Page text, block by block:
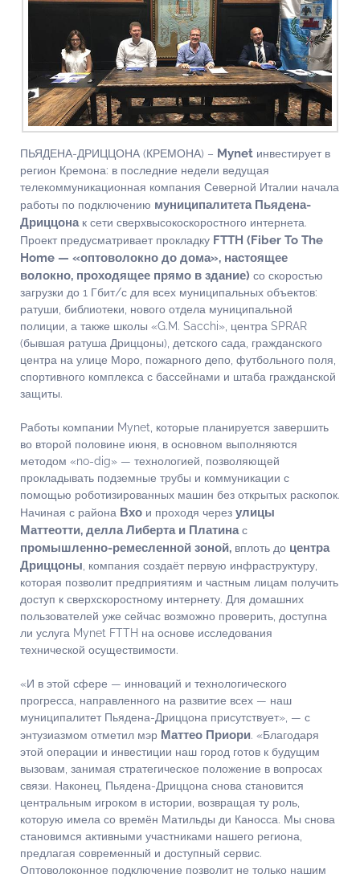
ПЬЯДЕНА-ДРИЦЦОНА (КРЕМОНА) – Mynet инвестирует в
регион Кремона: в последние недели ведущая
телекоммуникационная компания Северной Италии начала
работы по подключению муниципалитета Пьядена-
Дриццонак сети сверхвысокоскоростного интернета.
Проект предусматривает прокладку FTTH (Fiber To The
Home — «оптоволокно до дома», настоящее
волокно, проходящее прямо в здание) со скоростью
загрузки до 1 Гбит/с для всех муниципальных объектов:
ратуши, библиотеки, нового отдела муниципальной
полиции, а также школы «G.M. Sacchi», центра SPRAR
(бывшая ратуша Дриццоны), детского сада, гражданского
центра на улице Моро, пожарного депо, футбольного поля,
спортивного комплекса с бассейнами и штаба гражданской
защиты.
Работы компании Mynet, которые планируется завершить
во второй половине июня, в основном выполняются
методом «no-dig» — технологией, позволяющей
прокладывать подземные трубы и коммуникации с
помощью роботизированных машин без открытых раскопок.
Начиная с района Вхо и проходя через улицы
Маттеотти, делла Либерта и Платинас
промышленно-ремесленной зоной, вплоть до центра
Дриццоны, компания создаёт первую инфраструктуру,
которая позволит предприятиям и частным лицам получить
доступ к сверхскоростному интернету. Для домашних
пользователей уже сейчас возможно проверить, доступна
ли услуга Mynet FTTH на основе исследования
технической осуществимости.
«И в этой сфере — инноваций и технологического
прогресса, направленного на развитие всех — наш
муниципалитет Пьядена-Дриццона присутствует», — с
энтузиазмом отметил мэр Маттео Приори. «Благодаря
этой операции и инвестиции наш город готов к будущим
вызовам, занимая стратегическое положение в вопросах
связи. Наконец, Пьядена-Дриццона снова становится
центральным игроком в истории, возвращая ту роль,
которую имела со времён Матильды ди Каносса. Мы снова
становимся активными участниками нашего региона,
предлагая современный и доступный сервис.
Оптоволоконное подключение позволит не только нашим